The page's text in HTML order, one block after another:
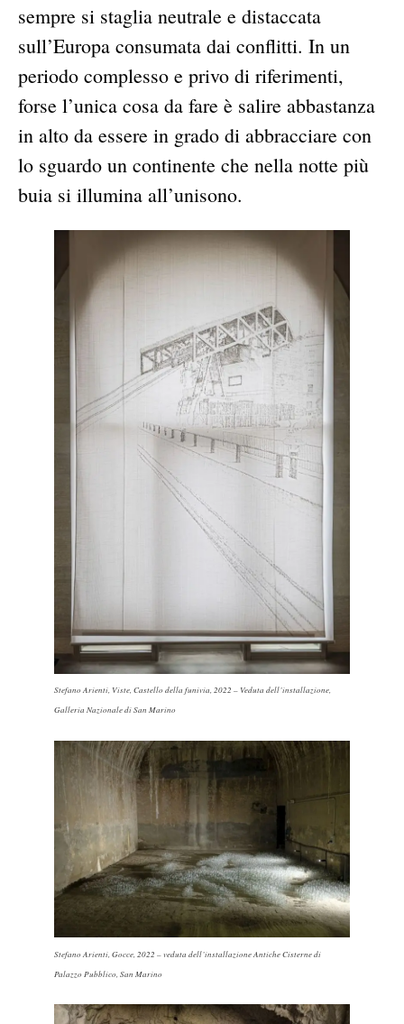
sempre si staglia neutrale e distaccata
sull’Europa consumata dai conflitti. In un
periodo complesso e privo di riferimenti,
forse l’unica cosa da fare è salire abbastanza
in alto da essere in grado di abbracciare con
lo sguardo un continente che nella notte più
buia si illumina all’unisono.
Stefano Arienti, Viste , Castello della funivia, 2022 – Veduta dell’installazione,
Galleria Nazionale di San Marino
Stefano Arienti, Gocce , 2022 – veduta dell’installazione Antiche Cisterne di
Palazzo Pubblico, San Marino